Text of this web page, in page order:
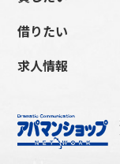
借りたい
求人情報